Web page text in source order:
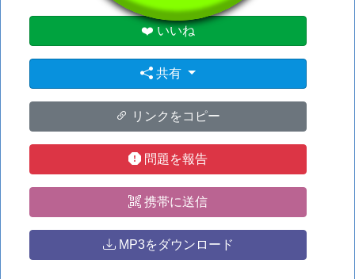
❤️ いいね
共有
リンクをコピー
問題を報告
携帯に送信
MP3をダウンロード